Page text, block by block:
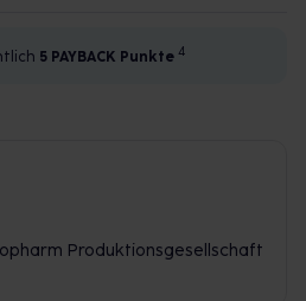
5 PAYBACK Punkte 4
Produktionsgesellschaft